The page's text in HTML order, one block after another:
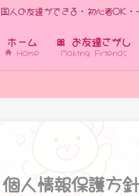
人の友達ができる・初心者OK
ホーム
Home
🎀 お友達さがし
Making Friends
世界
個人情報保護方針